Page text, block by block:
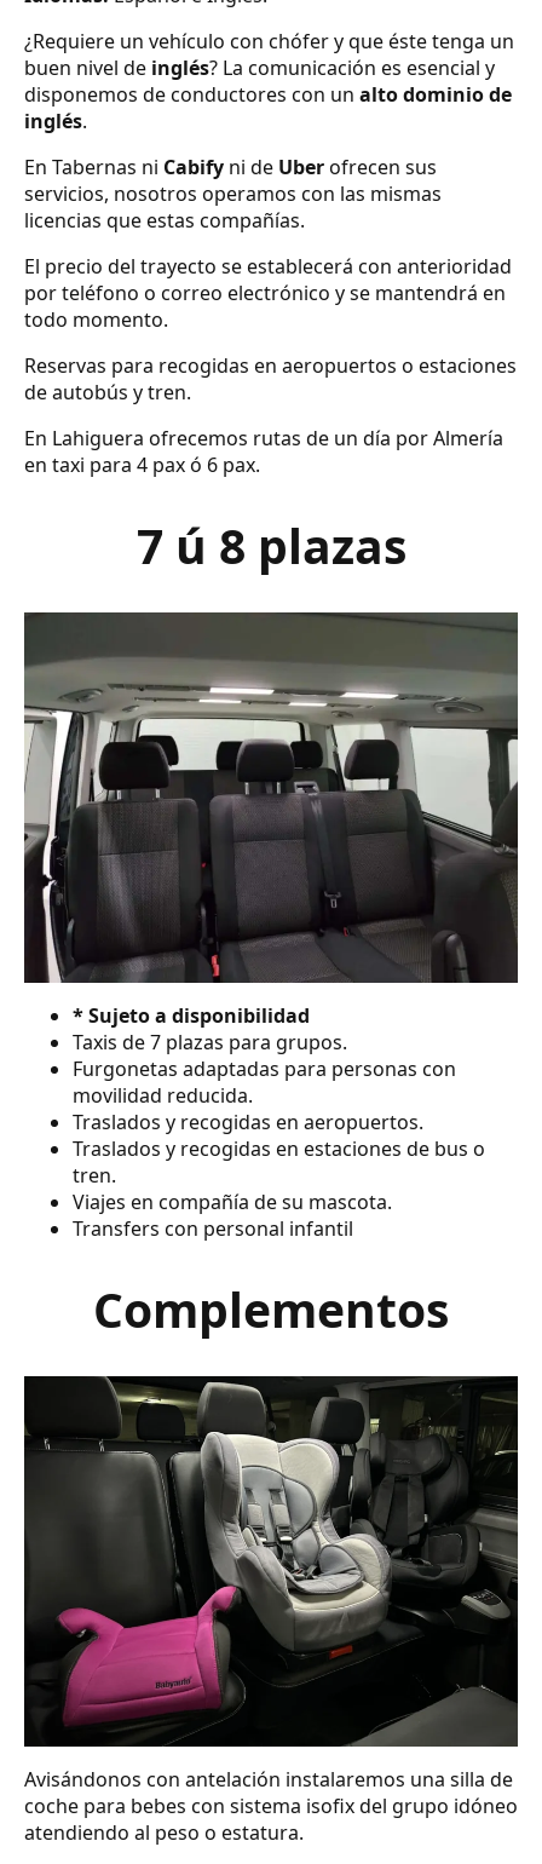
¿Requiere un vehículo con chófer y que éste tenga un
buen nivel de inglés? La comunicación es esencial y
disponemos de conductores con un alto dominio de
inglés.
En Tabernas ni Cabify ni de Uberofrecen sus
servicios, nosotros operamos con las mismas
licencias que estas compañías.
El precio del trayecto se establecerá con anterioridad
por teléfono o correo electrónico y se mantendrá en
todo momento.
Reservas para recogidas en aeropuertos o estaciones
de autobús y tren.
En Lahiguera ofrecemos rutas de un día por Almería
en taxi para 4 pax ó 6 pax.
7 ú 8 plazas
* Sujeto a disponibilidad
Taxis de 7 plazas para grupos.
Furgonetas adaptadas para personas con
movilidad reducida.
Traslados y recogidas en aeropuertos.
Traslados y recogidas en estaciones de bus o
tren.
Viajes en compañía de su mascota.
Transfers con personal infantil
Complementos
Avisándonos con antelación instalaremos una silla de
coche para bebes con sistema isofix del grupo idóneo
atendiendo al peso o estatura.